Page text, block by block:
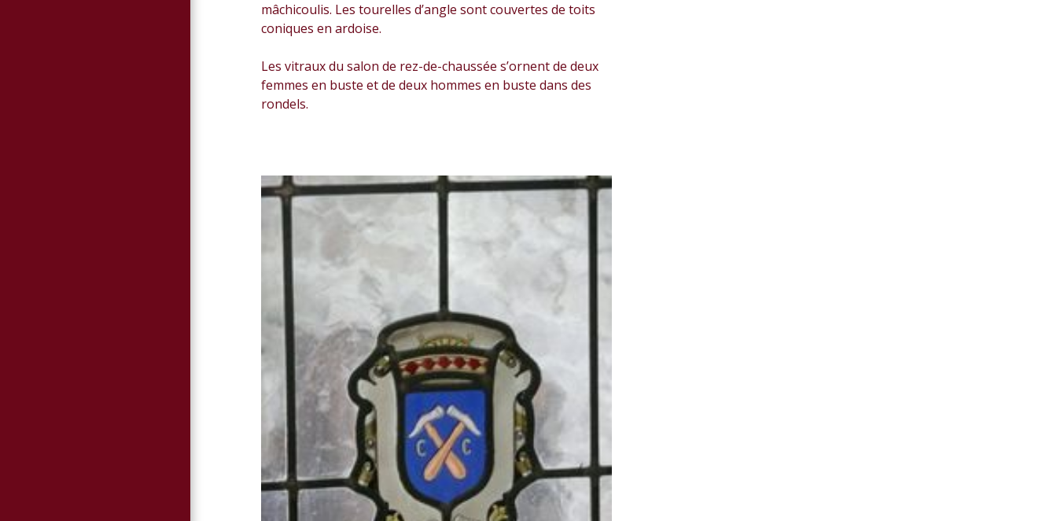
mâchicoulis. Les tourelles d’angle sont couvertes de toits
coniques en ardoise.
Les vitraux du salon de rez-de-chaussée s’ornent de deux
femmes en buste et de deux hommes en buste dans des
rondels.